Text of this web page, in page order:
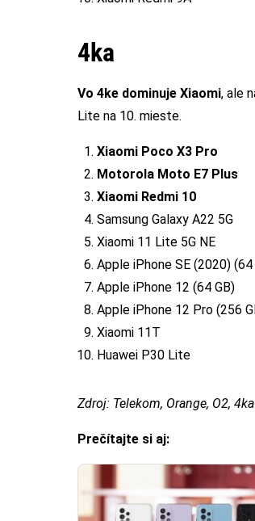
4ka
Vo 4ke dominuje Xiaomi, ale
Lite na 10. mieste.
Xiaomi Poco X3 Pro
Motorola Moto E7 Plus
Xiaomi Redmi 10
Samsung Galaxy A22 5G
Xiaomi 11 Lite 5G NE
Apple iPhone SE (2020) (64
Apple iPhone 12 (64 GB)
Apple iPhone 12 Pro (256
Xiaomi 11T
Huawei P30 Lite
Zdroj: Telekom, Orange, O2, 4ka
Prečítajte si aj: